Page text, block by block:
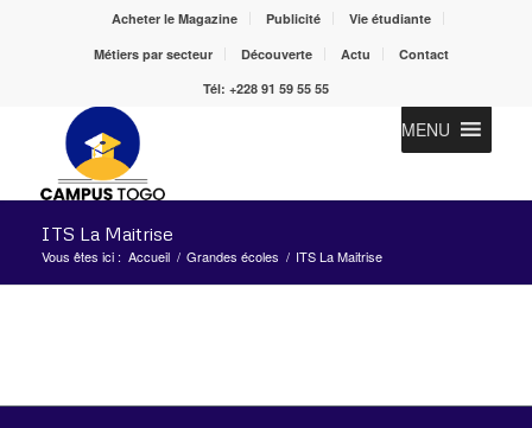
Acheter le Magazine Publicité
Vie étudiante
Métiers par secteur
Découverte Actu
Contact
Tél: +228 91 59 55 55
MENU
ITS La Maitrise
Vous êtes ici : Accueil / Grandes écoles / ITS La Maitrise